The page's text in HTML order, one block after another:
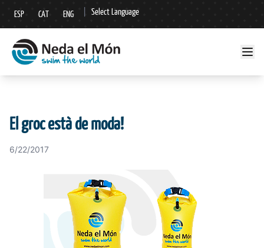
ESP CAT ENG Select Language
▼
El groc està de moda!
6/22/2017